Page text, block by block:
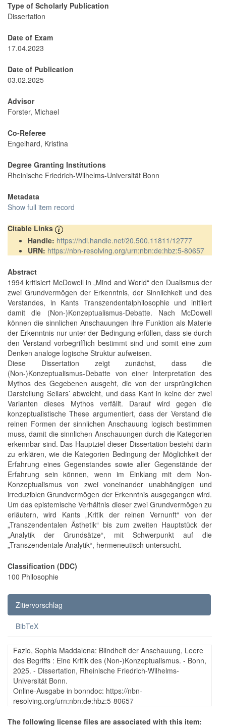
Type of Scholarly Publication
Dissertation
Date of Exam
17.04.2023
Date of Publication
03.02.2025
Advisor
Forster, Michael
Co-Referee
Engelhard, Kristina
Degree Granting Institutions
Rheinische Friedrich-Wilhelms-Universität Bonn
Metadata
Show full item record
Citable Links
Handle: https://hdl.handle.net/20.500.11811/12777
URN: https://nbn-resolving.org/urn:nbn:de:hbz:5-80657
Abstract
1994 kritisiert McDowell in „Mind and World“ den Dualismus der
zwei Grundvermögen der Erkenntnis, der Sinnlichkeit und des
Verstandes, in Kants Transzendentalphilosophie und initiiert
damit die (Non-)Konzeptualismus-Debatte. Nach McDowell
können die sinnlichen Anschauungen ihre Funktion als Materie
der Erkenntnis nur unter der Bedingung erfüllen, dass sie durch
den Verstand vorbegrifflich bestimmt sind und somit eine zum
Denken analoge logische Struktur aufweisen.
Diese Dissertation zeigt zunächst, dass die
(Non-)Konzeptualismus-Debatte von einer Interpretation des
Mythos des Gegebenen ausgeht, die von der ursprünglichen
Darstellung Sellars’ abweicht, und dass Kant in keine der zwei
Varianten dieses Mythos verfällt. Darauf wird gegen die
konzeptualistische These argumentiert, dass der Verstand die
reinen Formen der sinnlichen Anschauung logisch bestimmen
muss, damit die sinnlichen Anschauungen durch die Kategorien
erkennbar sind. Das Hauptziel dieser Dissertation besteht darin
zu erklären, wie die Kategorien Bedingung der Möglichkeit der
Erfahrung eines Gegenstandes sowie aller Gegenstände der
Erfahrung sein können, wenn im Einklang mit dem Non-
Konzeptualismus von zwei voneinander unabhängigen und
irreduziblen Grundvermögen der Erkenntnis ausgegangen wird.
Um das epistemische Verhältnis dieser zwei Grundvermögen zu
erläutern, wird Kants „Kritik der reinen Vernunft“ von der
„Transzendentalen Ästhetik“ bis zum zweiten Hauptstück der
„Analytik der Grundsätze“, mit Schwerpunkt auf die
„Transzendentale Analytik“, hermeneutisch untersucht.
Classification (DDC)
100 Philosophie
Zitiervorschlag
BibTeX
Fazio, Sophia Maddalena: Blindheit der Anschauung, Leere
des Begriffs : Eine Kritik des (Non-)Konzeptualismus. - Bonn,
2025. - Dissertation, Rheinische Friedrich-Wilhelms-
Universität Bonn.
Online-Ausgabe in bonndoc: https://nbn-
resolving.org/urn:nbn:de:hbz:5-80657
The following license files are associated with this item: